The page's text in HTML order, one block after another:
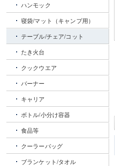
ハンモック
寝袋/マット（キャンプ用）
テーブル/チェア/コット
たき火台
クックウエア
バーナー
キャリア
ボトル/小分け容器
食品等
クーラーバッグ
ブランケット/タオル